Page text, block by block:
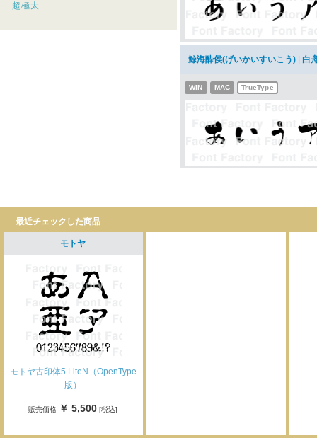
超極太
鯨海酔侯(げいかいすいこう) 白
WIN MAC TrueType
最近チェックした商品
モトヤ
モトヤ古印体5 LiteN（OpenType
版）
販売価格 ￥ 5,500 [税込]